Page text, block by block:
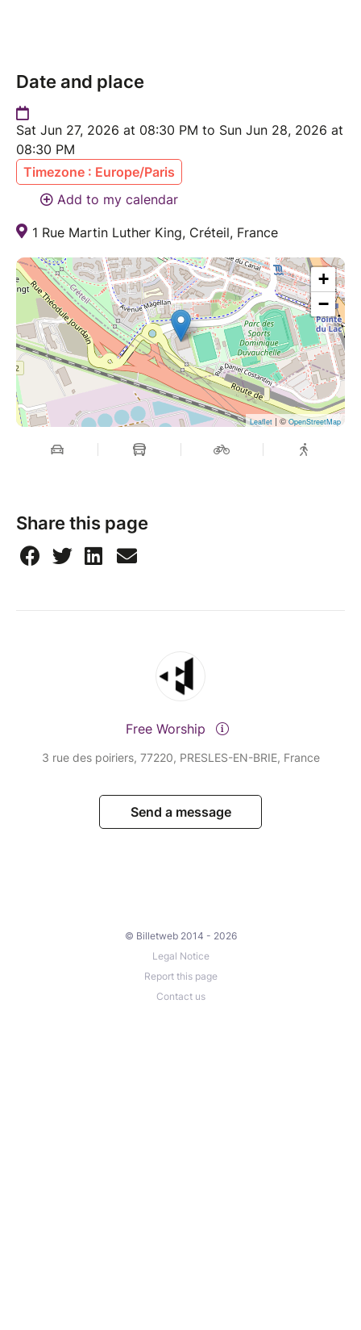
Date and place
Sat Jun 27, 2026 at 08:30 PM to Sun Jun 28, 2026 at
08:30 PM
Timezone : Europe/Paris
Add to my calendar
1 Rue Martin Luther King, Créteil, France
+
−
Leaflet | ©OpenStreetMap
Share this page
Free Worship
3 rue des poiriers, 77220, PRESLES-EN-BRIE, France
Send a message
© Billetweb 2014 - 2026
Legal Notice
Report this page
Contact us